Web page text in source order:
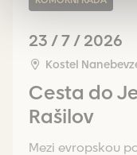
Cesta do
Rašilov
Mezi evropskou
23 / 7 / 2026
Kostel